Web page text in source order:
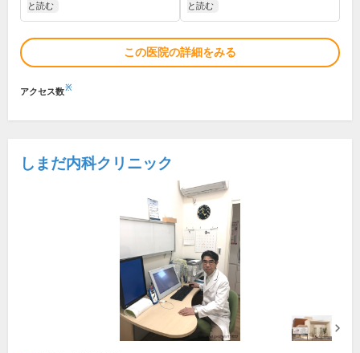
と読む
と読む
この医院の詳細をみる
アクセス数※
しまだ内科クリニック